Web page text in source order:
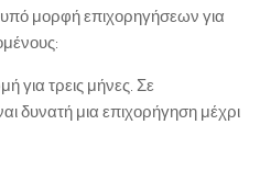
μορφή επιχορηγήσεων για
τρεις μήνες. Σε
δυνατή μια επιχορήγηση μέχρι